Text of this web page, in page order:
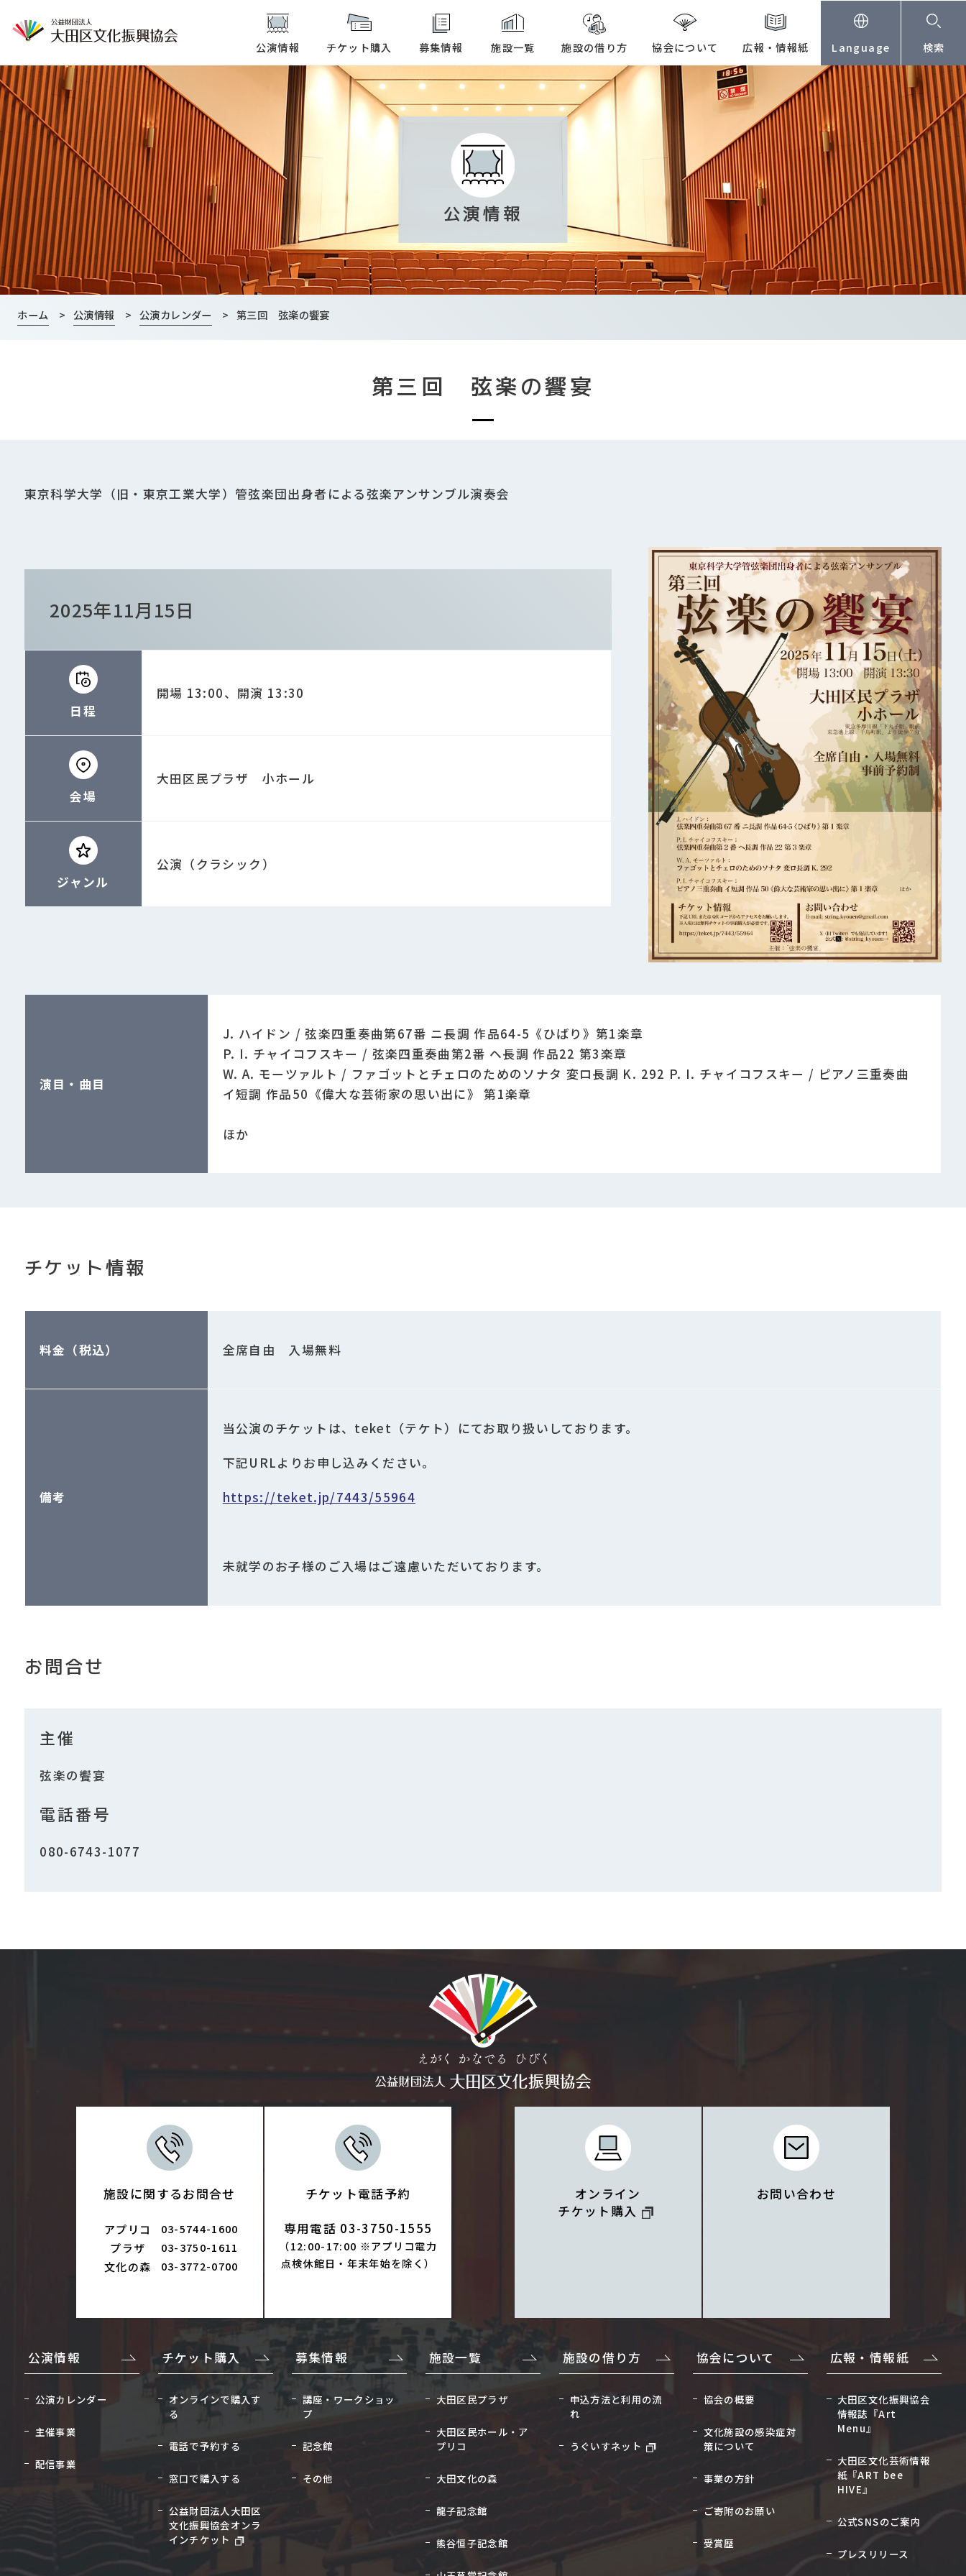
本文へ
公演情報 チケット購入 募集情報 施設一覧 施設の借り方 協会について 広報・情報紙 Language 検索
公演情報
ホーム > 公演情報 > 公演カレンダー > 第三回 弦楽の饗宴
第三回 弦楽の饗宴
東京科学大学（旧・東京工業大学）管弦楽団出身者による弦楽アンサンブル演奏会
2025年11月15日
日程
開場 13:00、開演 13:30
会場
大田区民プラザ 小ホール
ジャンル
公演（クラシック）
演目・曲目
J. ハイドン / 弦楽四重奏曲第67番 ニ長調 作品64-5《ひばり》第1楽章
P. I. チャイコフスキー / 弦楽四重奏曲第2番 ヘ長調 作品22 第3楽章
W. A. モーツァルト / ファゴットとチェロのためのソナタ 変ロ長調 K. 292 P. I. チャイコフスキー / ピアノ三重奏曲
イ短調 作品50《偉大な芸術家の思い出に》 第1楽章
ほか
チケット情報
料金（税込） 全席自由 入場無料
備考
当公演のチケットは、teket（テケト）にてお取り扱いしております。
下記URLよりお申し込みください。
https://teket.jp/7443/55964
未就学のお子様のご入場はご遠慮いただいております。
お問合せ
主催
弦楽の饗宴
電話番号
080-6743-1077
施設に関するお問合せ
アプリコ 03-5744-1600
プラザ 03-3750-1611
文化の森 03-3772-0700
チケット電話予約
専用電話 03-3750-1555
（12:00-17:00 ※アプリコ電力
点検休館日・年末年始を除く）
オンライン
チケット購入
お問い合わせ
公演情報
公演カレンダー
主催事業
配信事業
チケット購入
オンラインで購入す
る
電話で予約する
窓口で購入する
公益財団法人大田区
文化振興協会オンラ
インチケット
募集情報
講座・ワークショッ
プ
記念館
その他
施設一覧
大田区民プラザ
大田区民ホール・ア
プリコ
大田文化の森
龍子記念館
熊谷恒子記念館
施設の借り方
申込方法と利用の流
れ
うぐいすネット
協会について
協会の概要
文化施設の感染症対
策について
事業の方針
ご寄附のお願い
受賞歴
広報・情報紙
大田区文化振興協会
情報誌『Art
Menu』
大田区文化芸術情報
紙『ART bee
HIVE』
公式SNSのご案内
プレスリリース